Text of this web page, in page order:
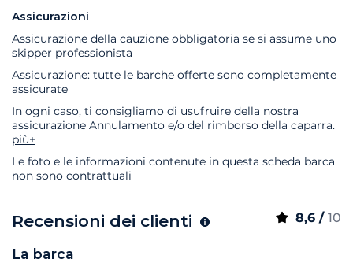
Assicurazioni
Assicurazione della cauzione obbligatoria se si assume uno
skipper professionista
Assicurazione: tutte le barche offerte sono completamente
assicurate
In ogni caso, ti consigliamo di usufruire della nostra
assicurazione Annulamento e/o del rimborso della caparra.
più+
Le foto e le informazioni contenute in questa scheda barca
non sono contrattuali
Recensioni dei clienti 8,6 / 10
La barca